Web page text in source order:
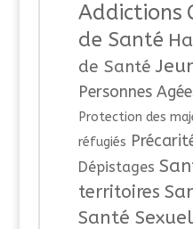
Addictions
de Santé
de Santé
Personnes
Protection des
réfugiés
Dépistages
territoires
Santé